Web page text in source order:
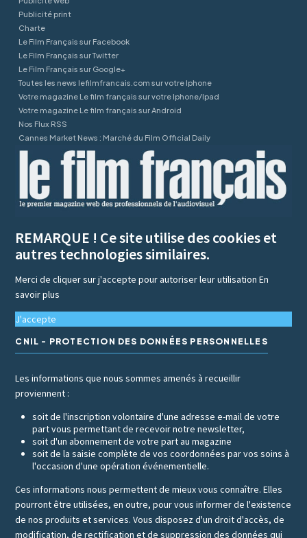
Publicité print
Charte
Le Film Français sur Facebook
Le Film Français sur Twitter
Le Film Français sur Google+
Toutes les news lefilmfrancais.com sur votre Iphone
Votre magazine Le film français sur votre Iphone/Ipad
Votre magazine Le film français sur Android
Nos Flux RSS
Cannes Market News : Marché du Film Official Daily
REMARQUE ! Ce site utilise des cookies et
autres technologies similaires.
Merci de cliquer sur j'accepte pour autoriser leur utilisationEn
savoir plus
J'accepte
CNIL - PROTECTION DES DONNÉES PERSONNELLES
Les informations que nous sommes amenés à recueillir
proviennent :
soit de l'inscription volontaire d'une adresse e-mail de votre
part vous permettant de recevoir notre newsletter,
soit d'un abonnement de votre part au magazine
soit de la saisie complète de vos coordonnées par vos soins à
l'occasion d'une opération événementielle.
Ces informations nous permettent de mieux vous connaître. Elles
pourront être utilisées, en outre, pour vous informer de l'existence
de nos produits et services. Vous disposez d'un droit d'accès, de
modification, de rectification et de suppression des données qui